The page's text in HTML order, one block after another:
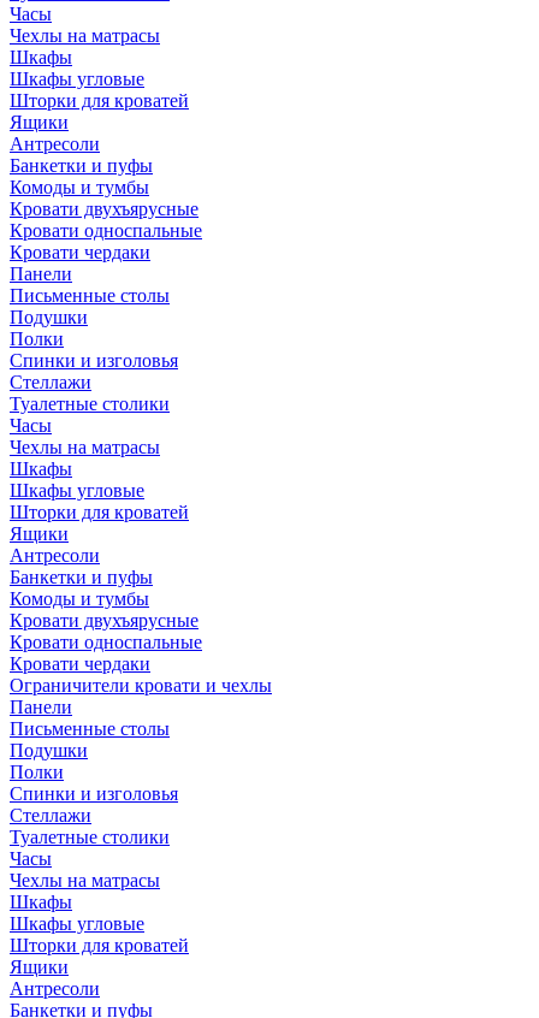
Часы
Чехлы на матрасы
Шкафы
Шкафы угловые
Шторки для кроватей
Ящики
Антресоли
Банкетки и пуфы
Комоды и тумбы
Кровати двухъярусные
Кровати односпальные
Кровати чердаки
Панели
Письменные столы
Подушки
Полки
Спинки и изголовья
Стеллажи
Туалетные столики
Часы
Чехлы на матрасы
Шкафы
Шкафы угловые
Шторки для кроватей
Ящики
Антресоли
Банкетки и пуфы
Комоды и тумбы
Кровати двухъярусные
Кровати односпальные
Кровати чердаки
Ограничители кровати и чехлы
Панели
Письменные столы
Подушки
Полки
Спинки и изголовья
Стеллажи
Туалетные столики
Часы
Чехлы на матрасы
Шкафы
Шкафы угловые
Шторки для кроватей
Ящики
Антресоли
Банкетки и пуфы